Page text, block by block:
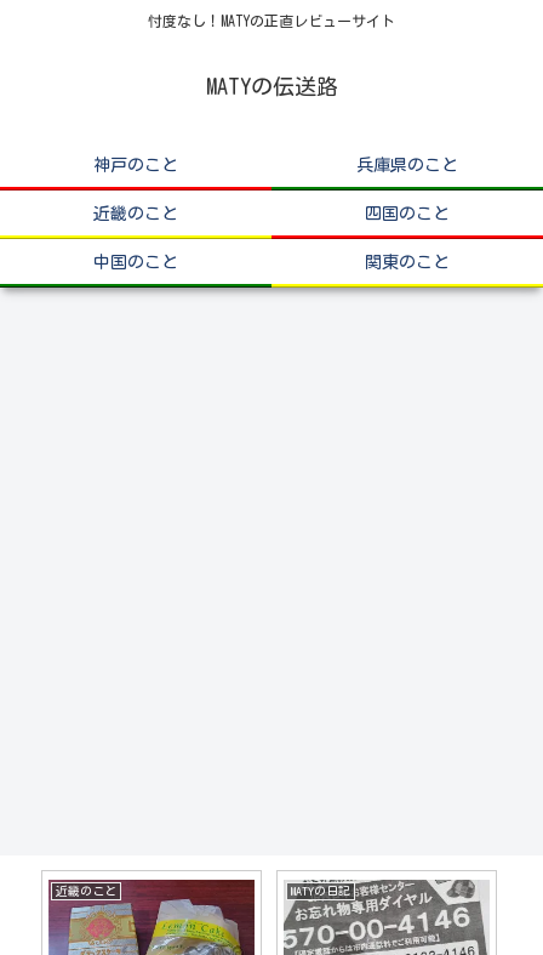
忖度なし！MATYの正直レビューサイト
MATYの伝送路
神戸のこと 兵庫県のこと
近畿のこと 四国のこと
中国のこと 関東のこと
フェリシモ 神戸のこと